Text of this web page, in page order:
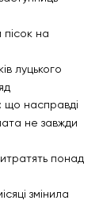
на
луцького
що насправді
не завжди
понад
змінила